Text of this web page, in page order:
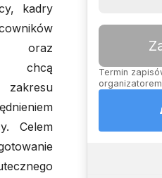
Termin
kadry
oraz
chcą
zakresu
Celem